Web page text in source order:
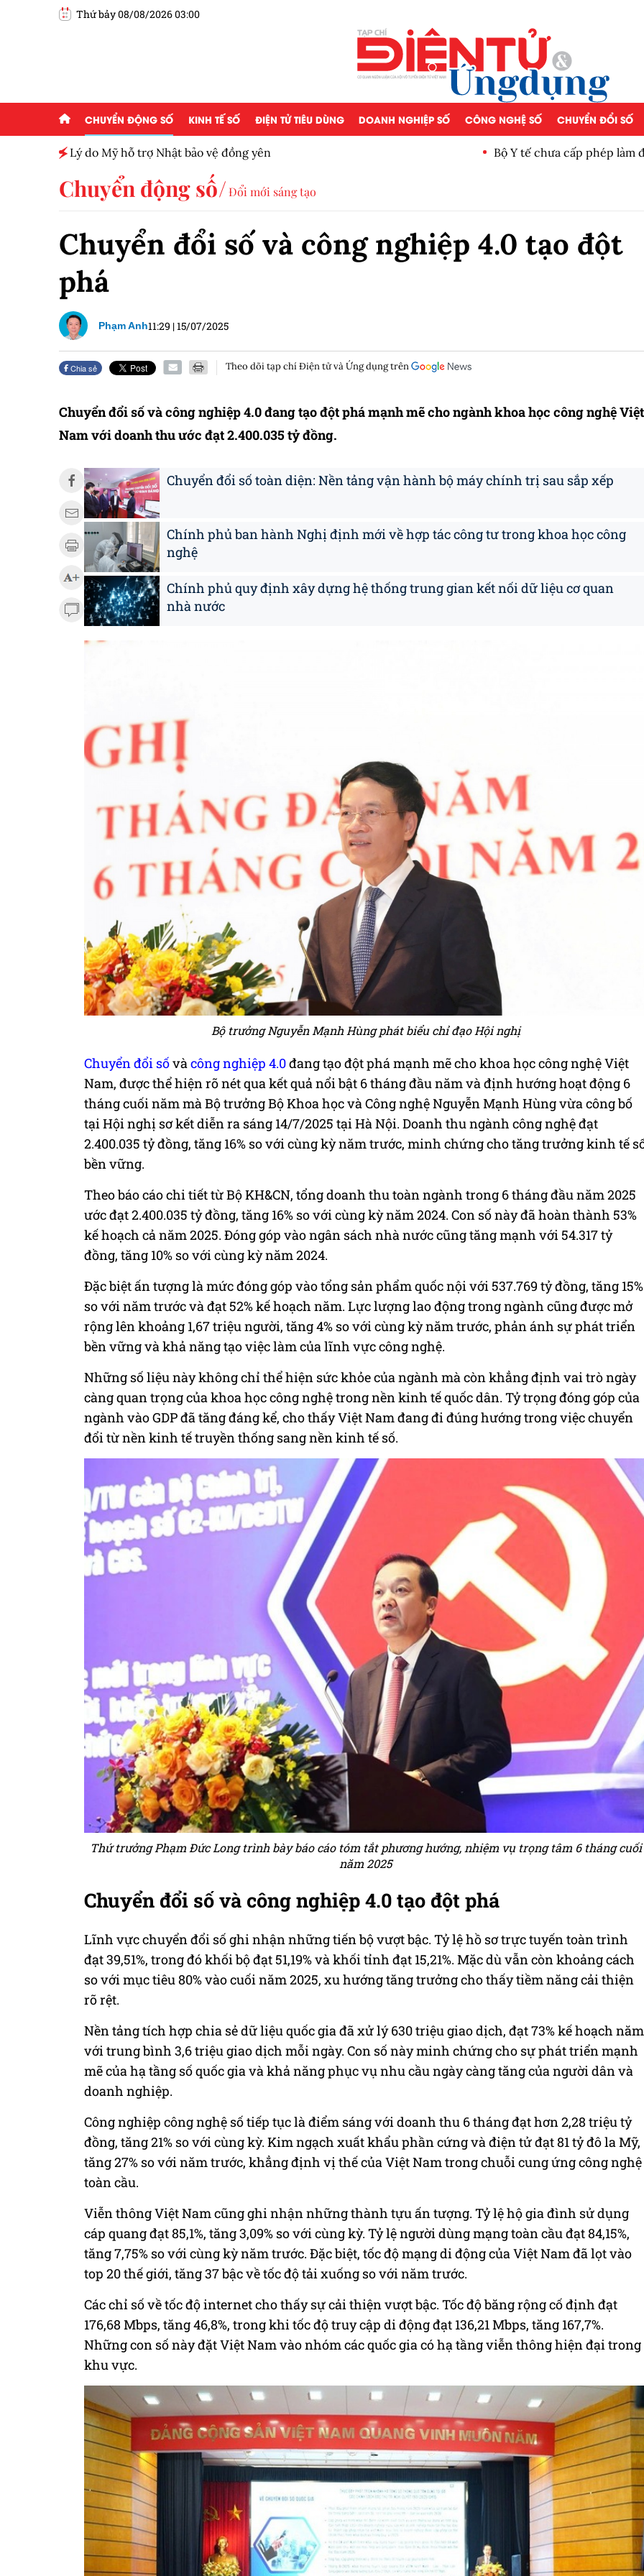
Thứ bảy 08/08/2026 03:00
CHUYỂN ĐỘNG SỐ KINH TẾ SỐ ĐIỆN TỬ TIÊU DÙNG DOANH NGHIỆP SỐ CÔNG NGHỆ SỐ CHUYỂN ĐỔI SỐ
Lý do Mỹ hỗ trợ Nhật bảo vệ đồng yên Bộ Y tế chưa cấp phép làm
Chuyển động số Đổi mới sáng tạo
Chuyển đổi số và công nghiệp 4.0 tạo đột
phá
Phạm Anh11:29 |15/07/2025
Chia sẻ Theo dõi tạp chí Điện tử và Ứng dụng trên
Chuyển đổi số và công nghiệp 4.0 đang tạo đột phá mạnh mẽ cho ngành khoa học công nghệ Việt
Nam với doanh thu ước đạt 2.400.035 tỷ đồng.
Chuyển đổi số toàn diện: Nền tảng vận hành bộ máy chính trị sau sắp xếp
Chính phủ ban hành Nghị định mới về hợp tác công tư trong khoa học công
nghệ
Chính phủ quy định xây dựng hệ thống trung gian kết nối dữ liệu cơ quan
nhà nước
Bộ trưởng Nguyễn Mạnh Hùng phát biểu chỉ đạo Hội nghị
Chuyển đổi sốvàcông nghiệp 4.0đang tạo đột phá mạnh mẽ cho khoa học công nghệ Việt
Nam, được thể hiện rõ nét qua kết quả nổi bật 6 tháng đầu năm và định hướng hoạt động 6
tháng cuối năm mà Bộ trưởng Bộ Khoa học và Công nghệ Nguyễn Mạnh Hùng vừa công bố
tại Hội nghị sơ kết diễn ra sáng 14/7/2025 tại Hà Nội. Doanh thu ngành công nghệ đạt
2.400.035 tỷ đồng, tăng 16% so với cùng kỳ năm trước, minh chứng cho tăng trưởng kinh tế
bền vững.
Theo báo cáo chi tiết từ Bộ KH&CN, tổng doanh thu toàn ngành trong 6 tháng đầu năm 2025
ước đạt 2.400.035 tỷ đồng, tăng 16% so với cùng kỳ năm 2024. Con số này đã hoàn thành 53%
kế hoạch cả năm 2025. Đóng góp vào ngân sách nhà nước cũng tăng mạnh với 54.317 tỷ
đồng, tăng 10% so với cùng kỳ năm 2024.
Đặc biệt ấn tượng là mức đóng góp vào tổng sản phẩm quốc nội với 537.769 tỷ đồng, tăng 15%
so với năm trước và đạt 52% kế hoạch năm. Lực lượng lao động trong ngành cũng được mở
rộng lên khoảng 1,67 triệu người, tăng 4% so với cùng kỳ năm trước, phản ánh sự phát triển
bền vững và khả năng tạo việc làm của lĩnh vực công nghệ.
Những số liệu này không chỉ thể hiện sức khỏe của ngành mà còn khẳng định vai trò ngày
càng quan trọng của khoa học công nghệ trong nền kinh tế quốc dân. Tỷ trọng đóng góp của
ngành vào GDP đã tăng đáng kể, cho thấy Việt Nam đang đi đúng hướng trong việc chuyển
đổi từ nền kinh tế truyền thống sang nền kinh tế số.
Thứ trưởng Phạm Đức Long trình bày báo cáo tóm tắt phương hướng, nhiệm vụ trọng tâm 6 tháng cuối
năm 2025
Chuyển đổi số và công nghiệp 4.0 tạo đột phá
Lĩnh vực chuyển đổi số ghi nhận những tiến bộ vượt bậc. Tỷ lệ hồ sơ trực tuyến toàn trình
đạt 39,51%, trong đó khối bộ đạt 51,19% và khối tỉnh đạt 15,21%. Mặc dù vẫn còn khoảng cách
so với mục tiêu 80% vào cuối năm 2025, xu hướng tăng trưởng cho thấy tiềm năng cải thiện
rõ rệt.
Nền tảng tích hợp chia sẻ dữ liệu quốc gia đã xử lý 630 triệu giao dịch, đạt 73% kế hoạch năm
với trung bình 3,6 triệu giao dịch mỗi ngày. Con số này minh chứng cho sự phát triển mạnh
mẽ của hạ tầng số quốc gia và khả năng phục vụ nhu cầu ngày càng tăng của người dân và
doanh nghiệp.
Công nghiệp công nghệ số tiếp tục là điểm sáng với doanh thu 6 tháng đạt hơn 2,28 triệu tỷ
đồng, tăng 21% so với cùng kỳ. Kim ngạch xuất khẩu phần cứng và điện tử đạt 81 tỷ đô la Mỹ,
tăng 27% so với năm trước, khẳng định vị thế của Việt Nam trong chuỗi cung ứng công nghệ
toàn cầu.
Viễn thông Việt Nam cũng ghi nhận những thành tựu ấn tượng. Tỷ lệ hộ gia đình sử dụng
cáp quang đạt 85,1%, tăng 3,09% so với cùng kỳ. Tỷ lệ người dùng mạng toàn cầu đạt 84,15%,
tăng 7,75% so với cùng kỳ năm trước. Đặc biệt, tốc độ mạng di động của Việt Nam đã lọt vào
top 20 thế giới, tăng 37 bậc về tốc độ tải xuống so với năm trước.
Các chỉ số về tốc độ internet cho thấy sự cải thiện vượt bậc. Tốc độ băng rộng cố định đạt
176,68 Mbps, tăng 46,8%, trong khi tốc độ truy cập di động đạt 136,21 Mbps, tăng 167,7%.
Những con số này đặt Việt Nam vào nhóm các quốc gia có hạ tầng viễn thông hiện đại trong
khu vực.